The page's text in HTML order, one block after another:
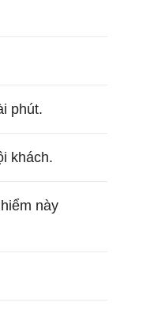
phút.
khách.
này